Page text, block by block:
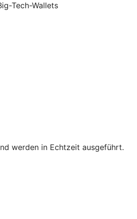
Tech-Wallets
werden in Echtzeit ausgeführt.